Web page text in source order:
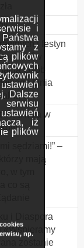
i
z
plików
Dalsze
iż
plików
np.
i festyn
Osób
Dnia
modlitwa w
sędziami!” –
mają
w tym
co są
i Diaspora
«Wspieramy
zostanie